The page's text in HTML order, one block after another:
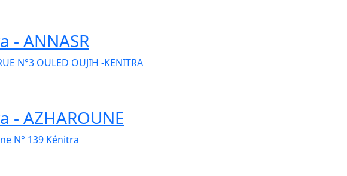
- ANNASR
N°3 OULED OUJIH -KENITRA
- AZHAROUNE
N° 139 Kénitra